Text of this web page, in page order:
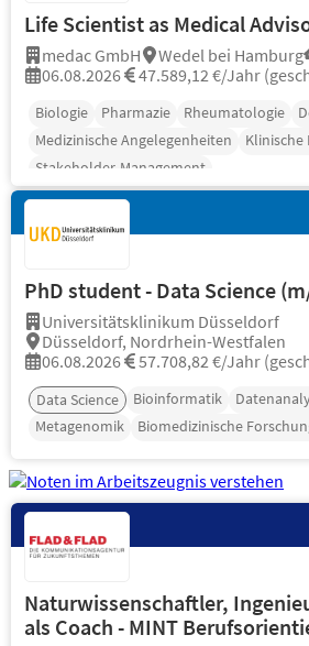
Life Scientist as Medical
medac GmbH Wedel bei Hamburg
06.08.2026
47.589,12 €/Jahr
Biologie Pharmazie Rheumatologie
Medizinische Angelegenheiten
Stakeholder-Management
PhD student - Data Science
Universitätsklinikum Düsseldorf
Düsseldorf, Nordrhein-Westfalen
06.08.2026
57.708,82 €/Jahr
Data Science Bioinformatik
Metagenomik
Biomedizinische
Naturwissenschaftler,
als Coach - MINT